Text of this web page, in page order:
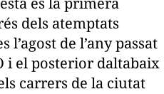
dels atemptats
l’agost de l’any passat
i el posterior daltabaix
carrers de la ciutat